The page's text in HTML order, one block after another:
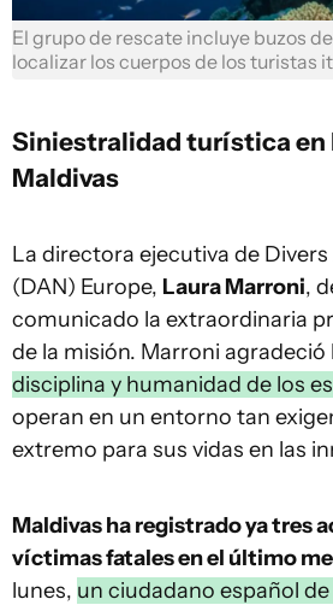
El grupo de rescate incluye buzos
localizar los cuerpos de los turistas
Siniestralidad turística en
Maldivas
La directora ejecutiva de
(DAN) Europe, Laura Marroni,
comunicado la extraordinaria
de la misión. Marroni agradeció
disciplina y humanidad de los
operan en un entorno tan
extremo para sus vidas en las
Maldivas ha registrado ya tres
víctimas fatales en el último
lunes, un ciudadano español